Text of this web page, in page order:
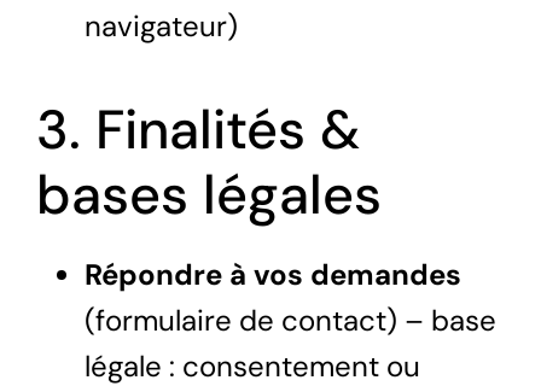
navigateur)
3. Finalités &
bases légales
Répondre à vos demandes
(formulaire de contact) – base
légale : consentement ou